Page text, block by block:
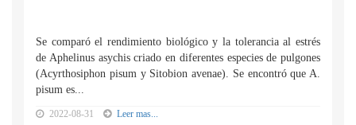
Se comparó el rendimiento biológico y la tolerancia al estrés
de Aphelinus asychis criado en diferentes especies de pulgones
(Acyrthosiphon pisum y Sitobion avenae). Se encontró que A.
pisum es...
2022-08-31 Leer mas...